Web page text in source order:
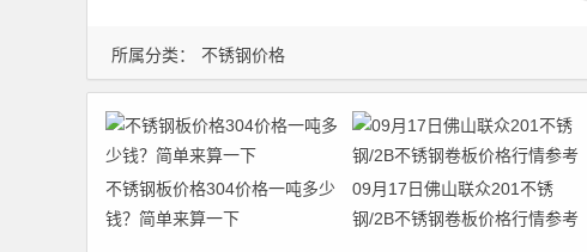
所属分类： 不锈钢价格
不锈钢板价格304价格一吨多少
钱？简单来算一下
09月17日佛山联众201不锈
钢/2B不锈钢卷板价格行情参考